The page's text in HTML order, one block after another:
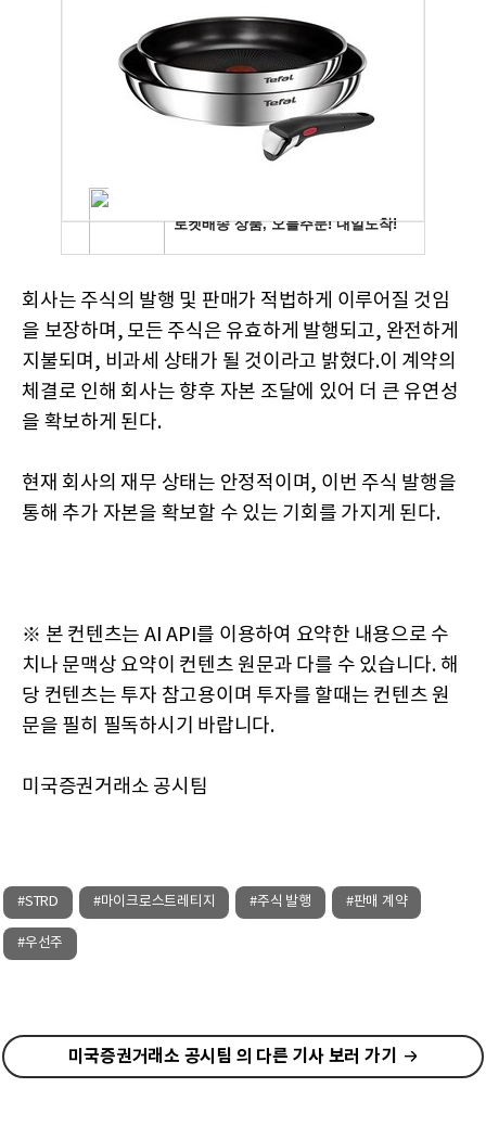
회사는 주식의 발행 및 판매가 적법하게 이루어질 것임
을 보장하며, 모든 주식은 유효하게 발행되고, 완전하게
지불되며, 비과세 상태가 될 것이라고 밝혔다.이 계약의
체결로 인해 회사는 향후 자본 조달에 있어 더 큰 유연성
을 확보하게 된다.
현재 회사의 재무 상태는 안정적이며, 이번 주식 발행을
통해 추가 자본을 확보할 수 있는 기회를 가지게 된다.
※ 본 컨텐츠는 AI API를 이용하여 요약한 내용으로 수
치나 문맥상 요약이 컨텐츠 원문과 다를 수 있습니다. 해
당 컨텐츠는 투자 참고용이며 투자를 할때는 컨텐츠 원
문을 필히 필독하시기 바랍니다.
미국증권거래소 공시팀
#STRD #마이크로스트레티지 #주식 발행 #판매 계약
#우선주
미국증권거래소 공시팀 의 다른 기사 보러 가기